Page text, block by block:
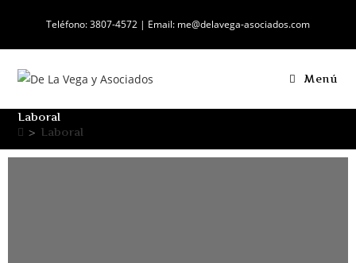
Teléfono: 3807-4572 | Email: me@delavega-asociados.com
Menú
Laboral
> Laboral